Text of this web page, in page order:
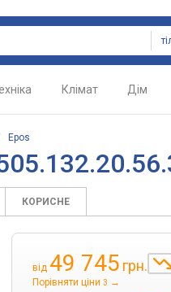
Клімат Дім
Epos
КОРИСНЕ
від 49 745 грн.
Порівняти ціни 3 →